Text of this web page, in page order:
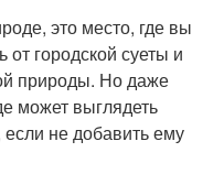
это место, где вы
от городской суеты и
природы. Но даже
может выглядеть
не добавить ему